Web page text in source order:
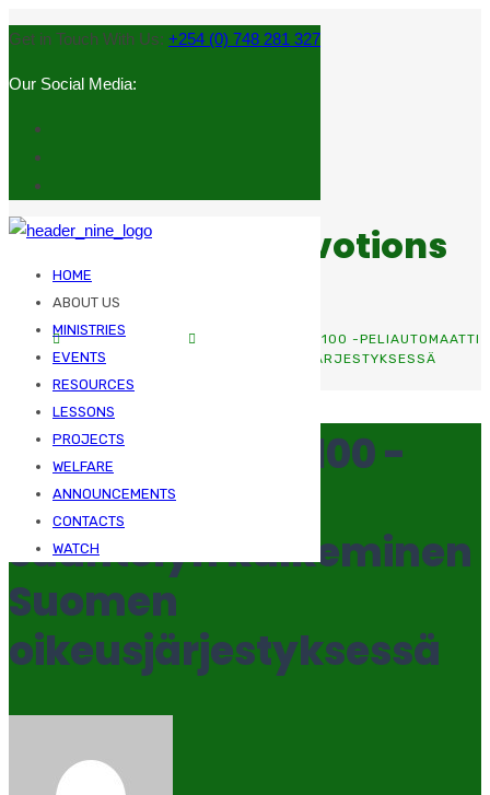
Get in Touch With Us: +254 (0) 748 281 327
Our Social Media:
HOME
ABOUT US
MINISTRIES
EVENTS
RESOURCES
LESSONS
PROJECTS
WELFARE
ANNOUNCEMENTS
CONTACTS
WATCH
Sermons and Devotions
UNCATEGORIZED
MOON PRINCESS 100 -PELIAUTOMAATTI
SÄÄNTELYN KULKEMINEN SUOMEN OIKEUSJÄRJESTYKSESSÄ
Moon Princess 100 -
peliautomaatti
sääntelyn kulkeminen
Suomen
oikeusjärjestyksessä